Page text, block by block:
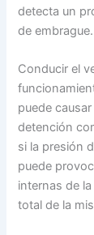
detecta un
de embrague.
Conducir el
puede
detención
si la presión
puede
internas de
total de la